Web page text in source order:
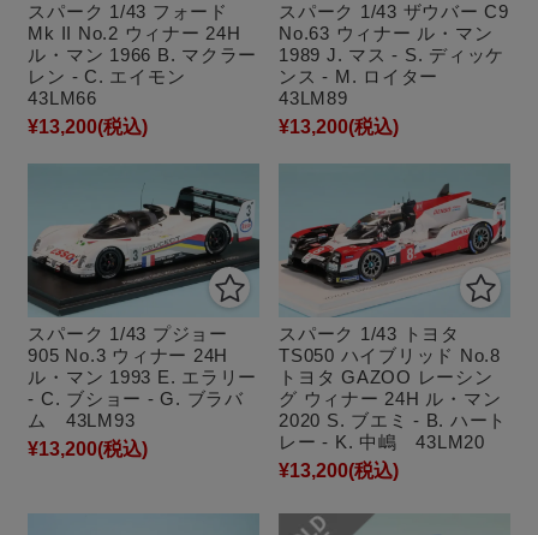
スパーク 1/43 フォード
Mk II No.2 ウィナー 24H
ル・マン 1966 B. マクラー
レン - C. エイモン
43LM66
¥13,200(税込)
スパーク 1/43 ザウバー C9
No.63 ウィナー ル・マン
1989 J. マス - S. ディッケ
ンス - M. ロイター
43LM89
¥13,200(税込)
スパーク 1/43 プジョー
905 No.3 ウィナー 24H
ル・マン 1993 E. エラリー
- C. ブショー - G. ブラバ
ム 43LM93
¥13,200(税込)
スパーク 1/43 トヨタ
TS050 ハイブリッド No.8
トヨタ GAZOO レーシン
グ ウィナー 24H ル・マン
2020 S. ブエミ - B. ハート
レー - K. 中嶋 43LM20
¥13,200(税込)